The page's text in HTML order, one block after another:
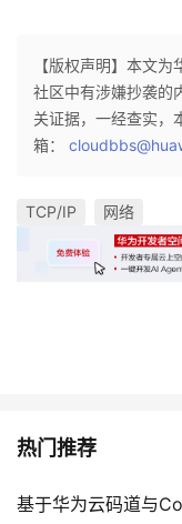
【版权声明】本文
社区中有涉嫌抄袭的
关证据，一经查实，
箱：
TCP/IP 网络
热门推荐
基于华为云码道与